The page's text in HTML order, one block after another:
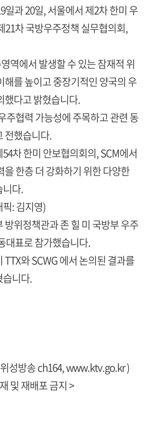
일과 20일, 서울에서 제2차 한미 우
21차 국방우주정책 실무협의회,
역에서 발생할 수 있는 잠재적 위
해를 높이고 중장기적인 양국의 우
했다고 밝혔습니다.
주협력 가능성에 주목하고 관련 동
전했습니다.
차 한미 안보협의회의, SCM에서
한층 더 강화하기 위한 다양한
다.
: 김지영)
위정책관과 존 힐 미 국방부 우주
대표로 참가했습니다.
와 SCWG 에서 논의된 결과를
니다.
성방송 ch164,www.ktv.go.kr)
및 재배포 금지 >